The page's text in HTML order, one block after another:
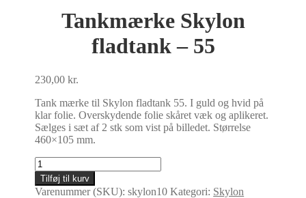
Tankmærke Skylon
fladtank – 55
230,00kr.
Tank mærke til Skylon fladtank 55. I guld og hvid på
klar folie. Overskydende folie skåret væk og aplikeret.
Sælges i sæt af 2 stk som vist på billedet. Størrelse
460×105 mm.
Tankmærke
Skylon
fladtank
Tilføj til kurv
Varenummer (SKU):skylon10 Kategori: Skylon